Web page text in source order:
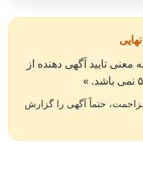
آگهی در سایت کار۵۰ به معنی تایید آگهی دهنده از
حتماً آگهی را گزارش